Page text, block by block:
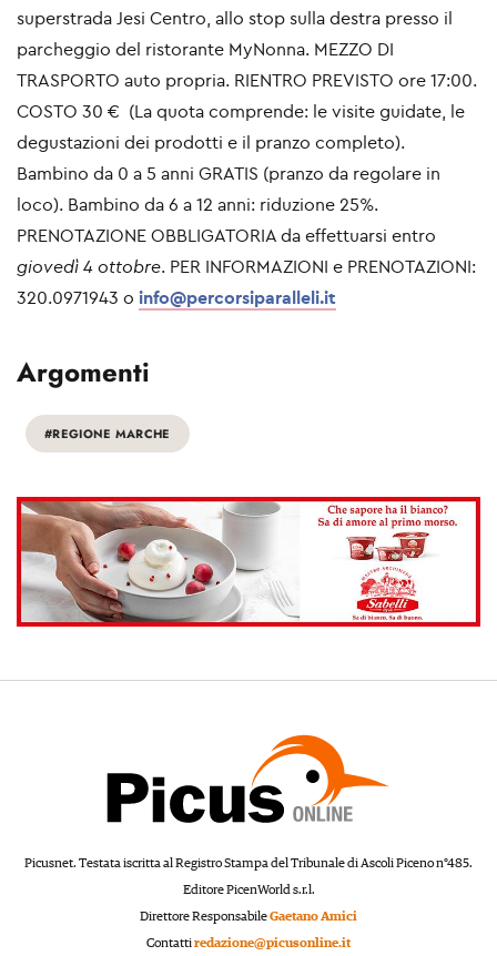
superstrada Jesi Centro, allo stop sulla destra presso il
parcheggio del ristorante MyNonna. MEZZO DI
TRASPORTO auto propria. RIENTRO PREVISTO ore 17:00.
COSTO 30 € (La quota comprende: le visite guidate, le
degustazioni dei prodotti e il pranzo completo).
Bambino da 0 a 5 anni GRATIS (pranzo da regolare in
loco). Bambino da 6 a 12 anni: riduzione 25%.
PRENOTAZIONE OBBLIGATORIA da effettuarsi entro
giovedì 4 ottobre. PER INFORMAZIONI e PRENOTAZIONI:
320.0971943 o info@percorsiparalleli.it
Argomenti
#REGIONE MARCHE
Picusnet. Testata iscritta al Registro Stampa del Tribunale di Ascoli Piceno n°485.
Editore PicenWorld s.r.l.
Direttore ResponsabileGaetano Amici
Contattiredazione@picusonline.it